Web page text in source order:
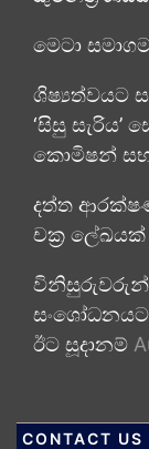
මෙටා
ශිෂ්‍යත්වයට
‘සිසු සැරිය’
කොමිෂන්
දත්ත
චක්‍ර
ඊට සූදානම්
CONTACT US